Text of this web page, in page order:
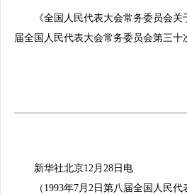
《全国人民代表大会常务委员会关
届全国人民代表大会常务委员会第三十
中华人民
新华社北京12月28日电
（1993年7月2日第八届全国人民